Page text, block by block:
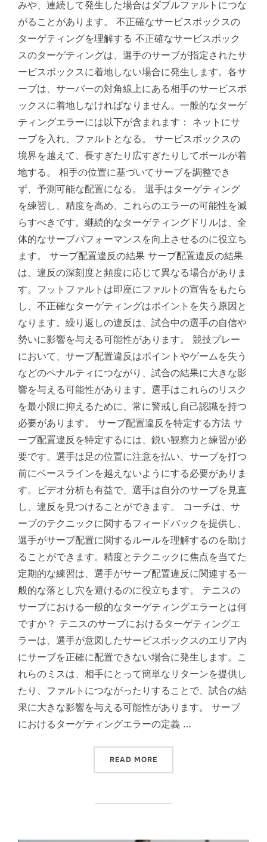
みや、連続して発生した場合はダブルファルトにつな
がることがあります。 不正確なサービスボックスの
ターゲティングを理解する 不正確なサービスボック
スのターゲティングは、選手のサーブが指定されたサ
ービスボックスに着地しない場合に発生します。各サ
ーブは、サーバーの対角線上にある相手のサービスボ
ックスに着地しなければなりません。一般的なターゲ
ティングエラーには以下が含まれます： ネットにサ
ーブを入れ、ファルトとなる。 サービスボックスの
境界を越えて、長すぎたり広すぎたりしてボールが着
地する。 相手の位置に基づいてサーブを調整でき
ず、予測可能な配置になる。 選手はターゲティング
を練習し、精度を高め、これらのエラーの可能性を減
らすべきです。継続的なターゲティングドリルは、全
体的なサーブパフォーマンスを向上させるのに役立ち
ます。 サーブ配置違反の結果 サーブ配置違反の結果
は、違反の深刻度と頻度に応じて異なる場合がありま
す。フットファルトは即座にファルトの宣告をもたら
し、不正確なターゲティングはポイントを失う原因と
なります。繰り返しの違反は、試合中の選手の自信や
勢いに影響を与える可能性があります。 競技プレー
において、サーブ配置違反はポイントやゲームを失う
などのペナルティにつながり、試合の結果に大きな影
響を与える可能性があります。選手はこれらのリスク
を最小限に抑えるために、常に警戒し自己認識を持つ
必要があります。 サーブ配置違反を特定する方法 サ
ーブ配置違反を特定するには、鋭い観察力と練習が必
要です。選手は足の位置に注意を払い、サーブを打つ
前にベースラインを越えないようにする必要がありま
す。ビデオ分析も有益で、選手は自分のサーブを見直
し、違反を見つけることができます。 コーチは、サ
ーブのテクニックに関するフィードバックを提供し、
選手がサーブ配置に関するルールを理解するのを助け
ることができます。精度とテクニックに焦点を当てた
定期的な練習は、選手がサーブ配置違反に関連する一
般的な落とし穴を避けるのに役立ちます。 テニスの
サーブにおける一般的なターゲティングエラーとは何
ですか？ テニスのサーブにおけるターゲティングエ
ラーは、選手が意図したサービスボックスのエリア内
にサーブを正確に配置できない場合に発生します。こ
れらのミスは、相手にとって簡単なリターンを提供し
たり、ファルトにつながったりすることで、試合の結
果に大きな影響を与える可能性があります。 サーブ
におけるターゲティングエラーの定義 …
READ MORE